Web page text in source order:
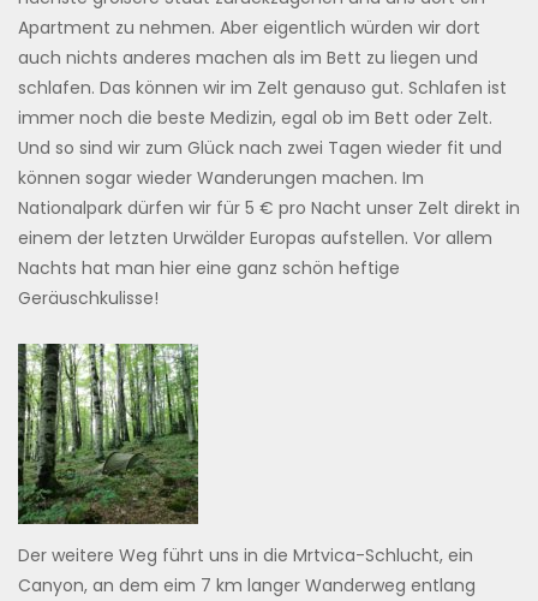
Apartment zu nehmen. Aber eigentlich würden wir dort
auch nichts anderes machen als im Bett zu liegen und
schlafen. Das können wir im Zelt genauso gut. Schlafen ist
immer noch die beste Medizin, egal ob im Bett oder Zelt.
Und so sind wir zum Glück nach zwei Tagen wieder fit und
können sogar wieder Wanderungen machen. Im
Nationalpark dürfen wir für 5 € pro Nacht unser Zelt direkt in
einem der letzten Urwälder Europas aufstellen. Vor allem
Nachts hat man hier eine ganz schön heftige
Geräuschkulisse!
Der weitere Weg führt uns in die Mrtvica-Schlucht, ein
Canyon, an dem eim 7 km langer Wanderweg entlang